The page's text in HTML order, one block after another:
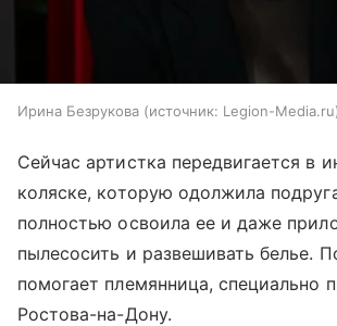
Ирина Безрукова источник: Legion-Media.ru
Сейчас артистка передвигается в
коляске, которую одолжила
полностью освоила ее и даже
пылесосить и развешивать белье.
помогает племянница, специально
Ростова-на-Дону.